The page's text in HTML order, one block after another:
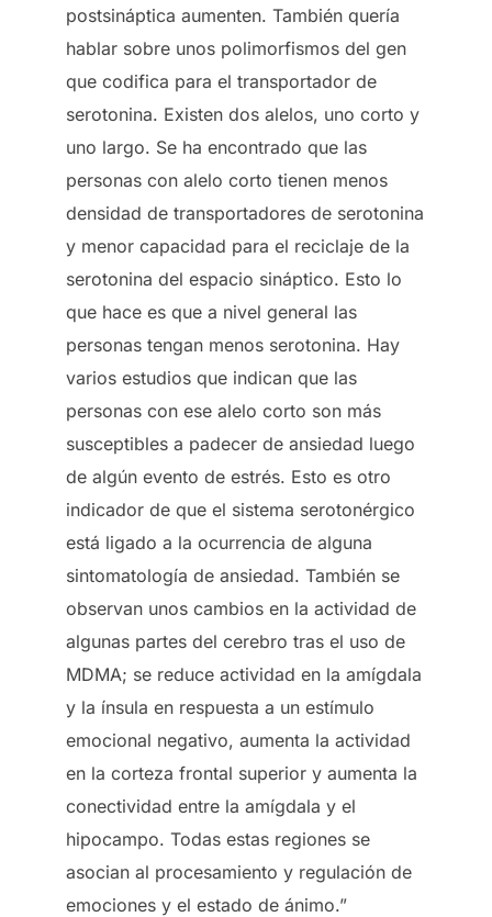
postsináptica aumenten. También quería
hablar sobre unos polimorfismos del gen
que codifica para el transportador de
serotonina. Existen dos alelos, uno corto y
uno largo. Se ha encontrado que las
personas con alelo corto tienen menos
densidad de transportadores de serotonina
y menor capacidad para el reciclaje de la
serotonina del espacio sináptico. Esto lo
que hace es que a nivel general las
personas tengan menos serotonina. Hay
varios estudios que indican que las
personas con ese alelo corto son más
susceptibles a padecer de ansiedad luego
de algún evento de estrés. Esto es otro
indicador de que el sistema serotonérgico
está ligado a la ocurrencia de alguna
sintomatología de ansiedad. También se
observan unos cambios en la actividad de
algunas partes del cerebro tras el uso de
MDMA; se reduce actividad en la amígdala
y la ínsula en respuesta a un estímulo
emocional negativo, aumenta la actividad
en la corteza frontal superior y aumenta la
conectividad entre la amígdala y el
hipocampo. Todas estas regiones se
asocian al procesamiento y regulación de
emociones y el estado de ánimo.”